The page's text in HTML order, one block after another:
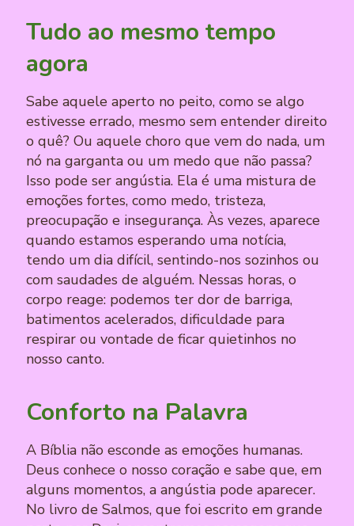
Tudo ao mesmo tempo
agora
Sabe aquele aperto no peito, como se algo
estivesse errado, mesmo sem entender direito
o quê? Ou aquele choro que vem do nada, um
nó na garganta ou um medo que não passa?
Isso pode ser angústia. Ela é uma mistura de
emoções fortes, como medo, tristeza,
preocupação e insegurança. Às vezes, aparece
quando estamos esperando uma notícia,
tendo um dia difícil, sentindo-nos sozinhos ou
com saudades de alguém. Nessas horas, o
corpo reage: podemos ter dor de barriga,
batimentos acelerados, dificuldade para
respirar ou vontade de ficar quietinhos no
nosso canto.
Conforto na Palavra
A Bíblia não esconde as emoções humanas.
Deus conhece o nosso coração e sabe que, em
alguns momentos, a angústia pode aparecer.
No livro de Salmos, que foi escrito em grande